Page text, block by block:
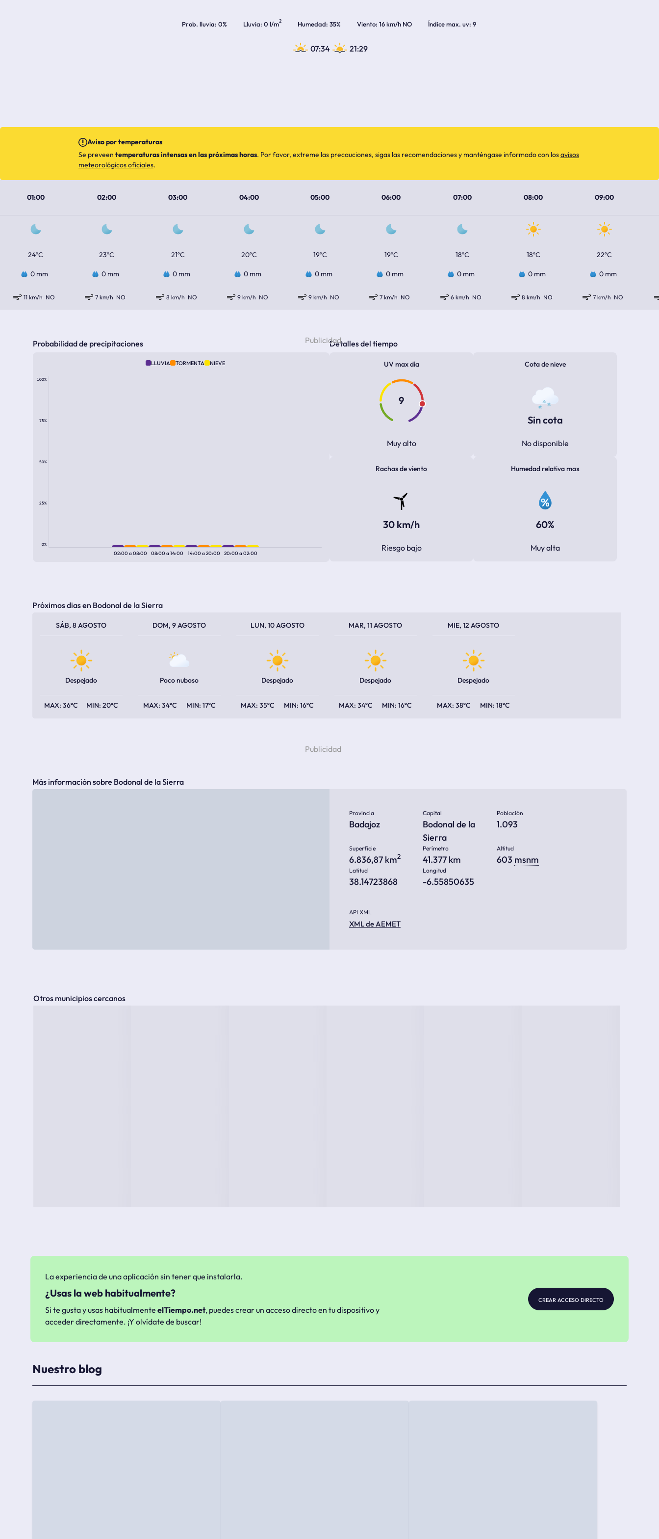
Prob. lluvia 0% Lluvia 0 l/m2 Humedad 35% Viento 16 km/h NO Índice max. uv 9
07:34 21:29
01:00 02:00 03:00 04:00 05:00 06:00 07:00 08:00 09:00
24ºC 23ºC 21ºC 20ºC 19ºC 19ºC 18ºC 18ºC 22ºC
0 mm 0 mm 0 mm 0 mm 0 mm 0 mm 0 mm 0 mm 0 mm
11 km/h NO 7 km/h NO 8 km/h NO 9 km/h NO 9 km/h NO 7 km/h NO 6 km/h NO 8 km/h NO 7 km/h NO
Aviso por temperaturas
Se preveen temperaturas intensas en las próximas horas. Por favor, extreme las precauciones, sigas las recomendaciones y manténgase informado con losavisos
meteorológicos oficiales.
Probabilidad de precipitaciones
LLUVIA TORMENTA NIEVE
100%
75%
50%
25%
0%
02:00a08:00 08:00a14:00 14:00a20:00 20:00a02:00
Detalles del tiempo
UV max día
9
Muy alto
Cota de nieve
Sin cota
No disponible
Rachas de viento
30 km/h
Riesgo bajo
Humedad relativa max
60%
Muy alta
Próximos dias en Bodonal de la Sierra
SÁB, 8 AGOSTO
Despejado
36ºC 20ºC
DOM, 9 AGOSTO
Poco nuboso
34ºC 17ºC
LUN, 10 AGOSTO
Despejado
35ºC 16ºC
MAR, 11 AGOSTO
Despejado
34ºC 16ºC
MIE, 12 AGOSTO
Despejado
38ºC 18ºC
Más información sobre Bodonal de la Sierra
Provincia
Badajoz
Capital
Bodonal de la
Sierra
Población
1.093
Superficie
6.836,87 km2
Perímetro
41.377 km
Altitud
603 msnm
Latitud
38.14723868
Longitud
-6.55850635
API XML
XML de AEMET
Otros municipios cercanos
La experiencia de una aplicación sin tener que instalarla.
¿Usas la web habitualmente?
Si te gusta y usas habitualmente elTiempo.net, puedes crear un acceso directo en tu dispositivo y
acceder directamente. ¡Y olvídate de buscar!
crear acceso directo
Nuestro blog